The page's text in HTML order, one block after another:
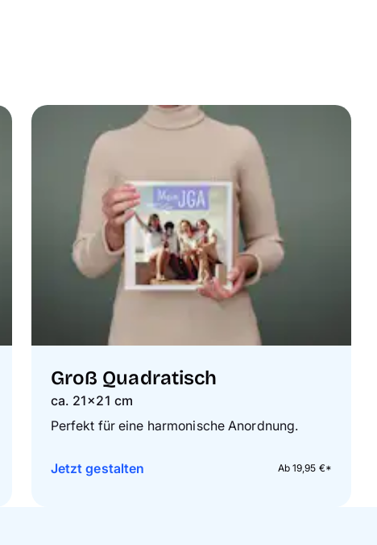
Groß Quadratisch
ca. 21×21 cm
Perfekt für eine harmonische Anordnung.
Ab 19,95 €*
Jetzt gestalten